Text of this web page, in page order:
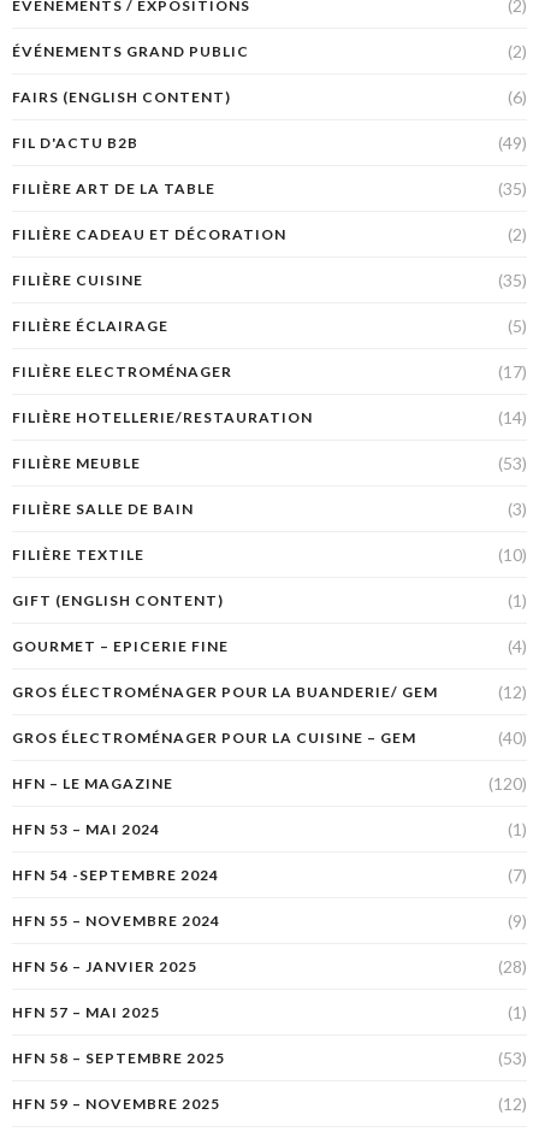
ÉVÉNEMENTS / EXPOSITIONS (2)
ÉVÉNEMENTS GRAND PUBLIC (2)
FAIRS (ENGLISH CONTENT) (6)
FIL D'ACTU B2B (49)
FILIÈRE ART DE LA TABLE (35)
FILIÈRE CADEAU ET DÉCORATION (2)
FILIÈRE CUISINE (35)
FILIÈRE ÉCLAIRAGE (5)
FILIÈRE ELECTROMÉNAGER (17)
FILIÈRE HOTELLERIE/RESTAURATION (14)
FILIÈRE MEUBLE (53)
FILIÈRE SALLE DE BAIN (3)
FILIÈRE TEXTILE (10)
GIFT (ENGLISH CONTENT) (1)
GOURMET – EPICERIE FINE (4)
GROS ÉLECTROMÉNAGER POUR LA BUANDERIE/ GEM (12)
GROS ÉLECTROMÉNAGER POUR LA CUISINE – GEM (40)
HFN – LE MAGAZINE (120)
HFN 53 – MAI 2024 (1)
HFN 54 -SEPTEMBRE 2024 (7)
HFN 55 – NOVEMBRE 2024 (9)
HFN 56 – JANVIER 2025 (28)
HFN 57 – MAI 2025 (1)
HFN 58 – SEPTEMBRE 2025 (53)
HFN 59 – NOVEMBRE 2025 (12)